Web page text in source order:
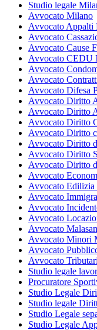
Studio legale
Avvocato Milano
Avvocato Appalti
Avvocato
Avvocato Cause
Avvocato CEDU
Avvocato
Avvocato
Avvocato Difesa
Avvocato Diritto
Avvocato Diritto
Avvocato Diritto
Avvocato Diritto
Avvocato Diritto
Avvocato Diritto
Avvocato Diritto
Avvocato
Avvocato
Avvocato
Avvocato
Avvocato
Avvocato
Avvocato Minori
Avvocato
Avvocato
Studio legale
Procuratore
Studio Legale
Studio legale
Studio Legale
Studio Legale